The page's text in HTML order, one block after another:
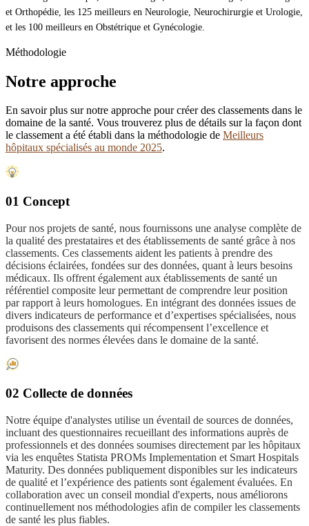
et Orthopédie, les 125 meilleurs en Neurologie, Neurochirurgie et Urologie,
et les 100 meilleurs en Obstétrique et Gynécologie.
Méthodologie
Notre approche
En savoir plus sur notre approche pour créer des classements dans le
domaine de la santé. Vous trouverez plus de détails sur la façon dont
le classement a été établi dans la méthodologie de Meilleurs
hôpitaux spécialisés au monde 2025.
01 Concept
Pour nos projets de santé, nous fournissons une analyse complète de
la qualité des prestataires et des établissements de santé grâce à nos
classements. Ces classements aident les patients à prendre des
décisions éclairées, fondées sur des données, quant à leurs besoins
médicaux. Ils offrent également aux établissements de santé un
référentiel composite leur permettant de comprendre leur position
par rapport à leurs homologues. En intégrant des données issues de
divers indicateurs de performance et d’expertises spécialisées, nous
produisons des classements qui récompensent l’excellence et
favorisent des normes élevées dans le domaine de la santé.
02 Collecte de données
Notre équipe d'analystes utilise un éventail de sources de données,
incluant des questionnaires recueillant des informations auprès de
professionnels et des données soumises directement par les hôpitaux
via les enquêtes Statista PROMs Implementation et Smart Hospitals
Maturity. Des données publiquement disponibles sur les indicateurs
de qualité et l’expérience des patients sont également évaluées. En
collaboration avec un conseil mondial d'experts, nous améliorons
continuellement nos méthodologies afin de compiler les classements
de santé les plus fiables.